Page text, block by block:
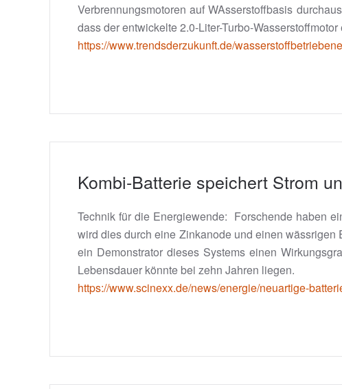
Verbrennungsmotoren auf WAsserstoffbasis
dass der entwickelte 2.0-Liter-Turbo-
https://www.trendsderzukunft.de/
Kombi-Batterie speichert Strom
Technik für die Energiewende: Forschende haben
wird dies durch eine Zinkanode und einen wässrigen
ein Demonstrator dieses Systems einen
Lebensdauer könnte bei zehn Jahren liegen.
https://www.scinexx.de/news/energie/neuartige-